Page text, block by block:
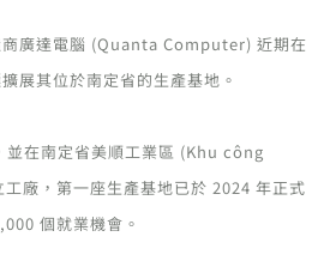
商廣達電腦 (Quanta Computer) 近期在
展其位於南定省的生產基地。
並在南定省美順工業區 (Khu công
廠，第一座生產基地已於 2024 年正式
個就業機會。